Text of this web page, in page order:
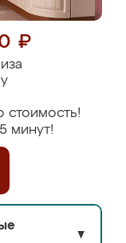
₽
стоимость!
минут!
▼